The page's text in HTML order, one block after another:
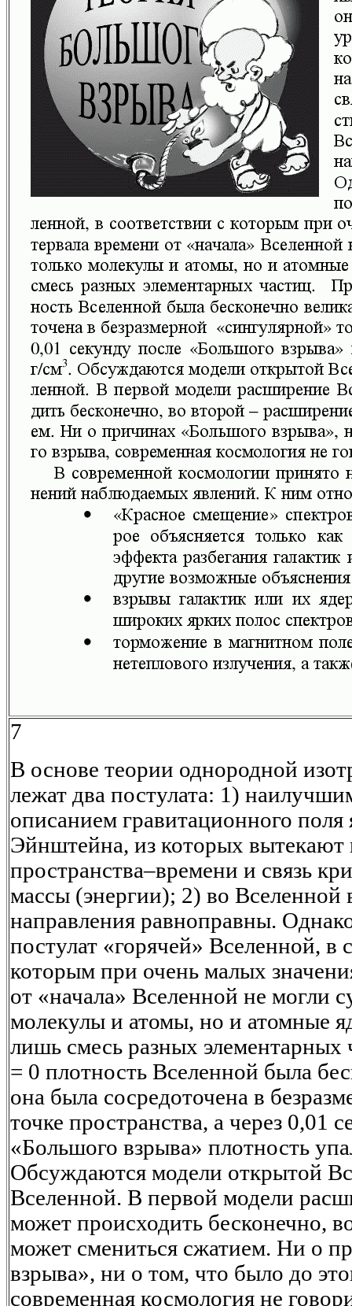
7
В основе теории однородной
лежат два постулата: 1)
описанием гравитационного поля
Эйнштейна, из которых вытекают
пространства–времени и связь
массы (энергии); 2) во Вселенной
направления равноправны.
постулат «горячей» Вселенной, в
которым при очень малых
от «начала» Вселенной не могли
молекулы и атомы, но и атомные
лишь смесь разных
= 0 плотность Вселенной была
она была сосредоточена в
точке пространства, а через 0,01
«Большого взрыва» плотность
Обсуждаются модели открытой
Вселенной. В первой модели
может происходить бесконечно,
может смениться сжатием. Ни о
взрыва», ни о том, что было до
современная космология не